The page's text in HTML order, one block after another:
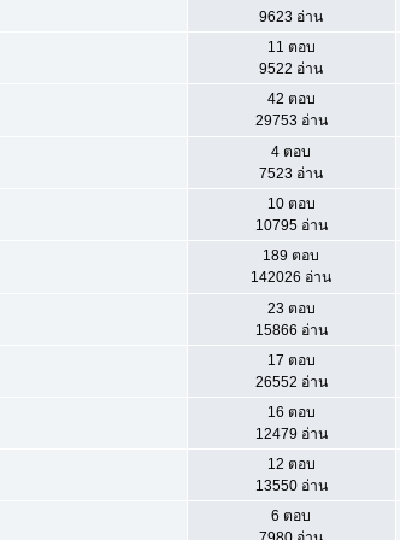
9623 อ่าน
11 ตอบ
9522 อ่าน
42 ตอบ
29753 อ่าน
4 ตอบ
7523 อ่าน
10 ตอบ
10795 อ่าน
189 ตอบ
142026 อ่าน
23 ตอบ
15866 อ่าน
17 ตอบ
26552 อ่าน
16 ตอบ
12479 อ่าน
12 ตอบ
13550 อ่าน
6 ตอบ